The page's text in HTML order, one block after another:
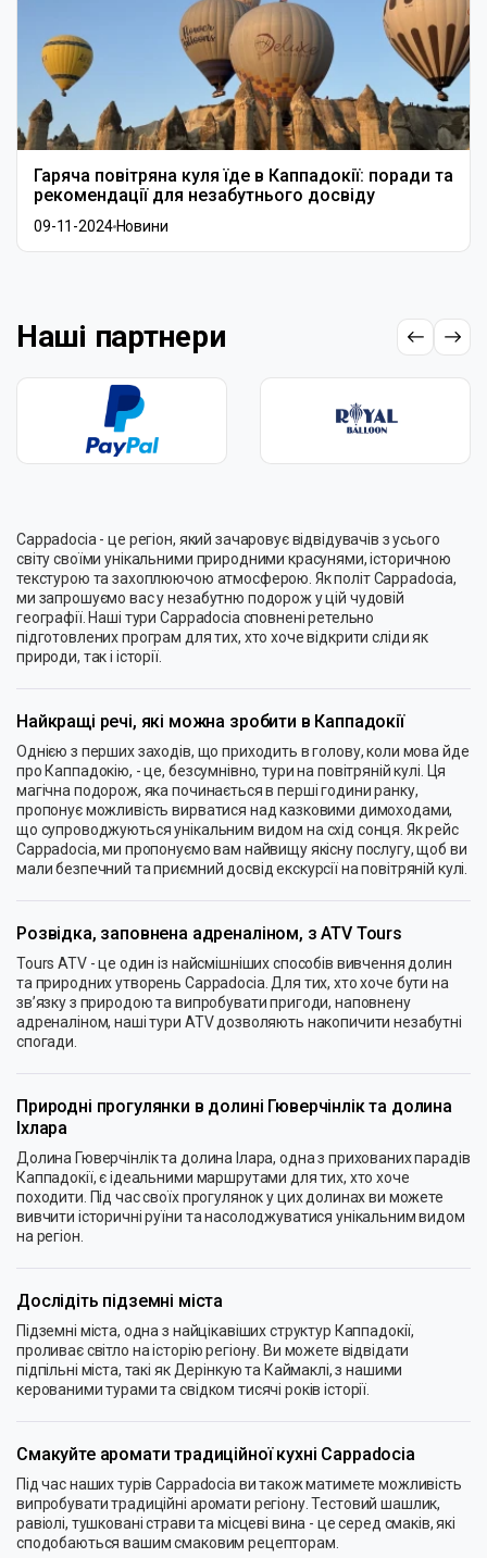
Гаряча повітряна куля їде в Каппадокії: поради та
рекомендації для незабутнього досвіду
09-11-2024Новини
Наші партнери
Cappadocia - це регіон, який зачаровує відвідувачів з усього
світу своїми унікальними природними красунями, історичною
текстурою та захоплюючою атмосферою. Як політ Cappadocia,
ми запрошуємо вас у незабутню подорож у цій чудовій
географії. Наші тури Cappadocia сповнені ретельно
підготовлених програм для тих, хто хоче відкрити сліди як
природи, так і історії.
Найкращі речі, які можна зробити в Каппадокії
Однією з перших заходів, що приходить в голову, коли мова йде
про Каппадокію, - це, безсумнівно, тури на повітряній кулі. Ця
магічна подорож, яка починається в перші години ранку,
пропонує можливість вирватися над казковими димоходами,
що супроводжуються унікальним видом на схід сонця. Як рейс
Cappadocia, ми пропонуємо вам найвищу якісну послугу, щоб ви
мали безпечний та приємний досвід екскурсії на повітряній кулі.
Розвідка, заповнена адреналіном, з ATV Tours
Tours ATV - це один із найсмішніших способів вивчення долин
та природних утворень Cappadocia. Для тих, хто хоче бути на
зв’язку з природою та випробувати пригоди, наповнену
адреналіном, наші тури ATV дозволяють накопичити незабутні
спогади.
Природні прогулянки в долині Гюверчінлік та долина
Іхлара
Долина Гюверчінлік та долина Ілара, одна з прихованих парадів
Каппадокії, є ідеальними маршрутами для тих, хто хоче
походити. Під час своїх прогулянок у цих долинах ви можете
вивчити історичні руїни та насолоджуватися унікальним видом
на регіон.
Дослідіть підземні міста
Підземні міста, одна з найцікавіших структур Каппадокії,
проливає світло на історію регіону. Ви можете відвідати
підпільні міста, такі як Дерінкую та Каймаклі, з нашими
керованими турами та свідком тисячі років історії.
Смакуйте аромати традиційної кухні Cappadocia
Під час наших турів Cappadocia ви також матимете можливість
випробувати традиційні аромати регіону. Тестовий шашлик,
равіолі, тушковані страви та місцеві вина - це серед смаків, які
сподобаються вашим смаковим рецепторам.